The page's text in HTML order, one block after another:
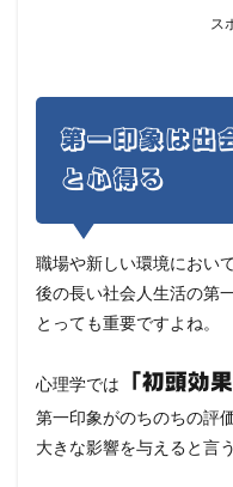
ス
第一印象は出
と心得る
職場や新しい環境におい
後の長い社会人生活の第
とっても重要ですよね。
心理学では 「初頭効果
第一印象がのちのちの評
大きな影響を与えると言